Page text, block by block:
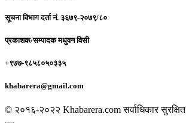
सूचना विभाग दर्ता नं. ३६७९-२०७९/८०
प्रकाशक/सम्पादकमधुवन विसी
+९७७-९८५८०५०३३५
khabarera@gmail.com
© २०१६-२०२२ Khabarera.com सर्वाधिकार सुरक्षित